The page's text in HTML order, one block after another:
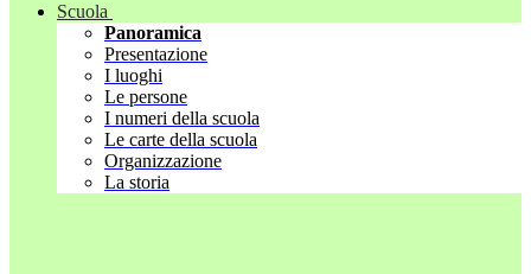
Scuola
Panoramica
Presentazione
I luoghi
Le persone
I numeri della scuola
Le carte della scuola
Organizzazione
La storia